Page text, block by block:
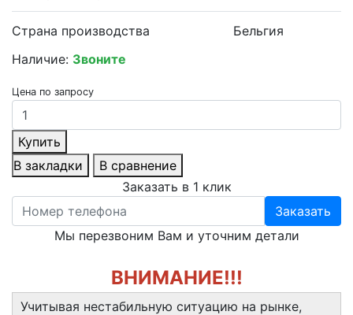
Страна производства
Бельгия
Наличие: Звоните
Цена по запросу
Купить
В закладки
В сравнение
Заказать в 1 клик
Заказать
Мы перезвоним Вам и уточним детали
ВНИМАНИЕ!!!
Учитывая нестабильную ситуацию на рынке,